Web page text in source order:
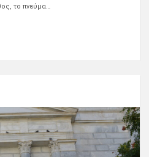
το πνεύμα…